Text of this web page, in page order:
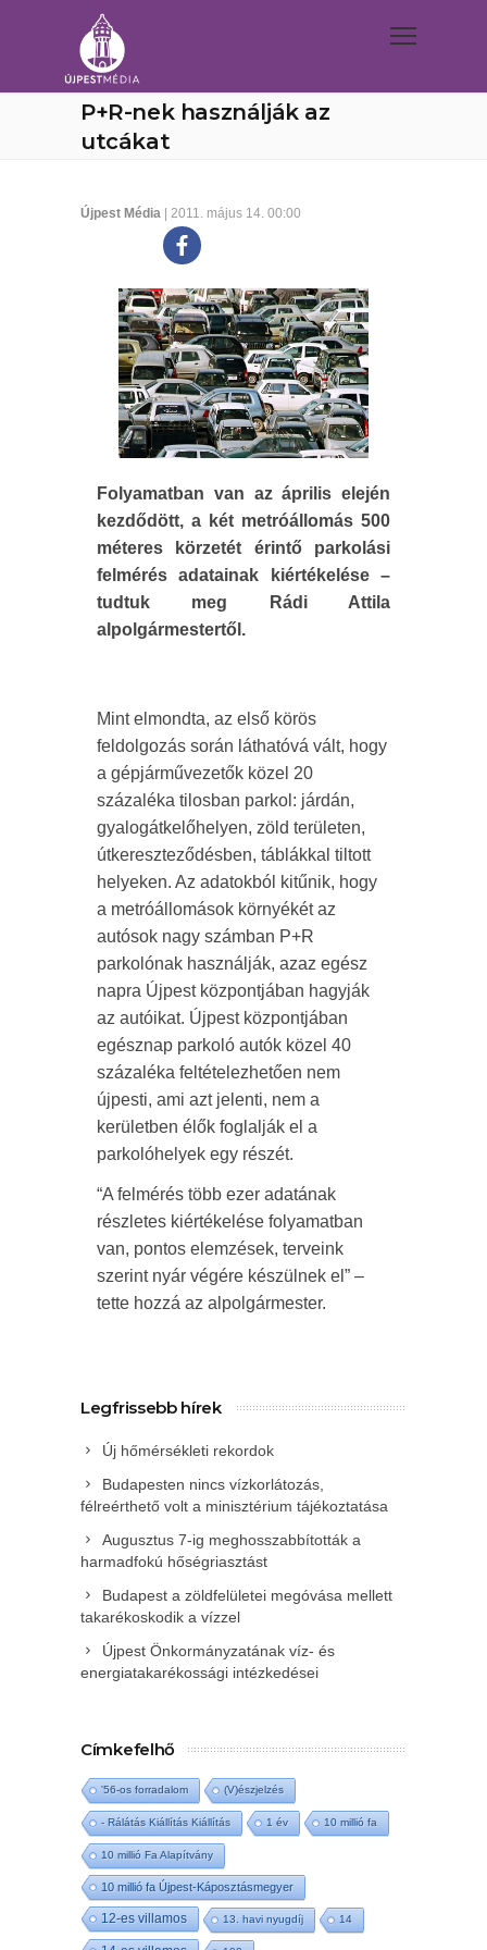
P+R-nek használják az
utcákat
Újpest Média | 2011. május 14. 00:00
Folyamatban van az április elején
kezdődött, a két metróállomás 500
méteres körzetét érintő parkolási
felmérés adatainak kiértékelése –
tudtuk meg Rádi Attila
alpolgármestertől.
Mint elmondta, az első körös
feldolgozás során láthatóvá vált, hogy
a gépjárművezetők közel 20
százaléka tilosban parkol: járdán,
gyalogátkelőhelyen, zöld területen,
útkereszteződésben, táblákkal tiltott
helyeken. Az adatokból kitűnik, hogy
a metróállomások környékét az
autósok nagy számban P+R
parkolónak használják, azaz egész
napra Újpest központjában hagyják
az autóikat. Újpest központjában
egésznap parkoló autók közel 40
százaléka feltételezhetően nem
újpesti, ami azt jelenti, nem a
kerületben élők foglalják el a
parkolóhelyek egy részét.
“A felmérés több ezer adatának
részletes kiértékelése folyamatban
van, pontos elemzések, terveink
szerint nyár végére készülnek el” –
tette hozzá az alpolgármester.
Legfrissebb hírek
Új hőmérsékleti rekordok
Budapesten nincs vízkorlátozás,
félreérthető volt a minisztérium tájékoztatása
Augusztus 7-ig meghosszabbították a
harmadfokú hőségriasztást
Budapest a zöldfelületei megóvása mellett
takarékoskodik a vízzel
Újpest Önkormányzatának víz- és
energiatakarékossági intézkedései
Címkefelhő
'56-os forradalom (V)észjelzés
- Rálátás Kiállítás Kiállítás 1 év 10 millió fa
10 millió Fa Alapítvány
10 millió fa Újpest-Káposztásmegyer
12-es villamos 13. havi nyugdíj 14